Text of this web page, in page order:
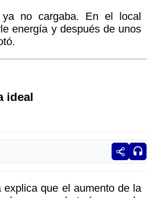
no cargaba. En el local
energía y después de unos
ideal
explica que el aumento de la